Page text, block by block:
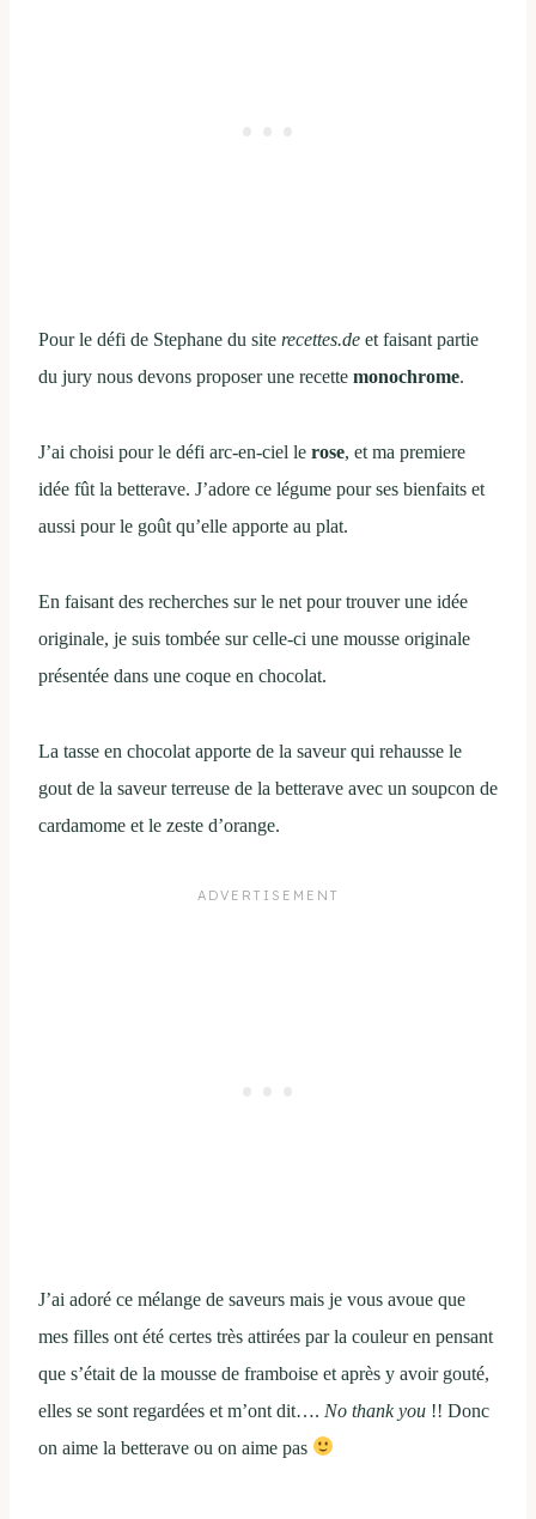
Pour le défi de Stephane du site recettes.de et faisant partie
du jury nous devons proposer une recette monochrome.
J’ai choisi pour le défi arc-en-ciel le rose, et ma premiere
idée fût la betterave. J’adore ce légume pour ses bienfaits et
aussi pour le goût qu’elle apporte au plat.
En faisant des recherches sur le net pour trouver une idée
originale, je suis tombée sur celle-ci une mousse originale
présentée dans une coque en chocolat.
La tasse en chocolat apporte de la saveur qui rehausse le
gout de la saveur terreuse de la betterave avec un soupcon de
cardamome et le zeste d’orange.
J’ai adoré ce mélange de saveurs mais je vous avoue que
mes filles ont été certes très attirées par la couleur en pensant
que s’était de la mousse de framboise et après y avoir gouté,
elles se sont regardées et m’ont dit…. No thank you !! Donc
on aime la betterave ou on aime pas